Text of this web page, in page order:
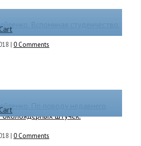
Вспоминая студенчество.
| 0 Comments
По поводу недавнего
околоядерных штучек.
| 0 Comments